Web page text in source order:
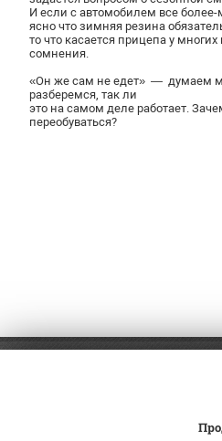
И если с автомобилем все
ясно что зимняя резина
то что касается прицепа у многих
сомнения.
«Он же сам не едет» — думаем
разберемся, так ли
это на самом деле работает.
переобуваться?
Юго-